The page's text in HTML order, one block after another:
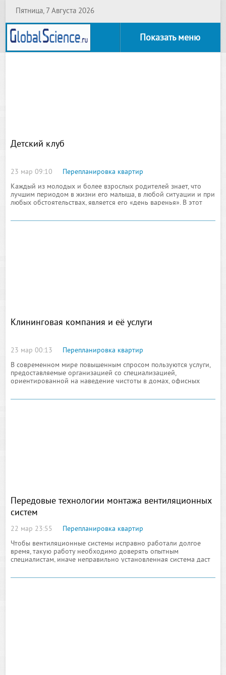
Пятница, 7 Августа 2026
Показать меню
Детский клуб
23 мар 09:10
Перепланировка квартир
Каждый из молодых и более взрослых родителей знает, что
лучшим периодом в жизни его малыша, в любой ситуации и при
любых обстоятельствах, является его «день варенья». В этот
Клининговая компания и её услуги
23 мар 00:13
Перепланировка квартир
В современном мире повышенным спросом пользуются услуги,
предоставляемые организацией со специализацией,
ориентированной на наведение чистоты в домах, офисных
Передовые технологии монтажа вентиляционных
систем
22 мар 23:55
Перепланировка квартир
Чтобы вентиляционные системы исправно работали долгое
время, такую работу необходимо доверять опытным
специалистам, иначе неправильно установленная система даст